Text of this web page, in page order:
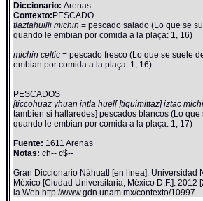
Diccionario:Arenas
Contexto: PESCADO
tlaztahuilli michin= pescado salado (Lo que se
quando le embian por comida a la plaça: 1, 16)
michin celtic= pescado fresco (Lo que se suele
embian por comida a la plaça: 1, 16)
PESCADOS
[ticcohuaz yhuan intla huel[ ]tiquimittaz] iztac
tambien si hallaredes] pescados blancos (Lo
quando le embian por comida a la plaça: 1, 17)
Fuente: 1611 Arenas
Notas: ch-- c$--
Gran Diccionario Náhuatl [en línea]. Universidad
México [Ciudad Universitaria, México D.F.]: 2012
la Web http://www.gdn.unam.mx/contexto/10997